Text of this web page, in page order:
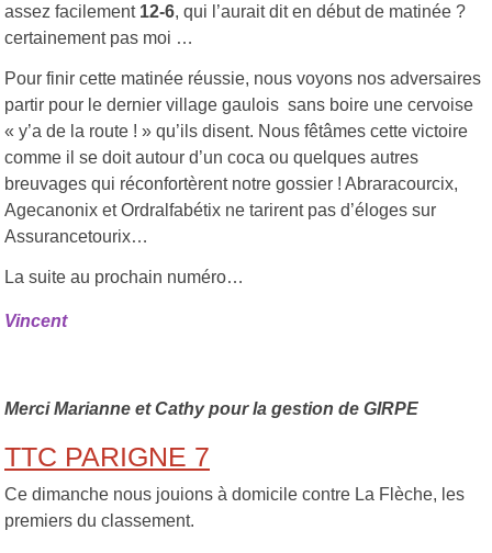
assez facilement 12-6, qui l’aurait dit en début de matinée ?
certainement pas moi …
Pour finir cette matinée réussie, nous voyons nos adversaires
partir pour le dernier village gaulois sans boire une cervoise
« y’a de la route ! » qu’ils disent. Nous fêtâmes cette victoire
comme il se doit autour d’un coca ou quelques autres
breuvages qui réconfortèrent notre gossier ! Abraracourcix,
Agecanonix et Ordralfabétix ne tarirent pas d’éloges sur
Assurancetourix…
La suite au prochain numéro…
Vincent
Merci Marianne et Cathy pour la gestion de GIRPE
TTC PARIGNE 7
Ce dimanche nous jouions à domicile contre La Flèche, les
premiers du classement.